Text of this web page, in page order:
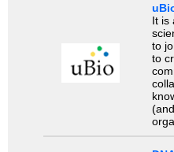
It is
to
to